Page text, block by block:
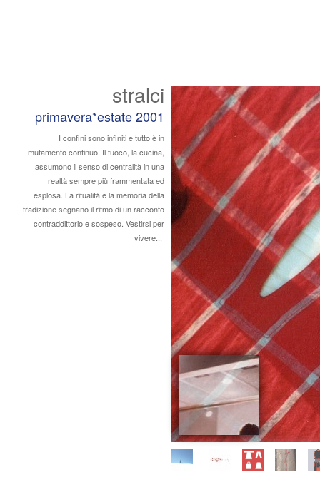
stralci
primavera*estate 2001
I confini sono infiniti e tutto è in
mutamento continuo. Il fuoco, la cucina,
assumono il senso di centralità in una
realtà sempre più frammentata ed
esplosa. La ritualità e la memoria della
tradizione segnano il ritmo di un racconto
contraddittorio e sospeso. Vestirsi per
vivere...